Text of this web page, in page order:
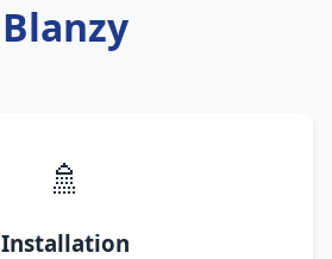
Blanzy
🚿
Installation